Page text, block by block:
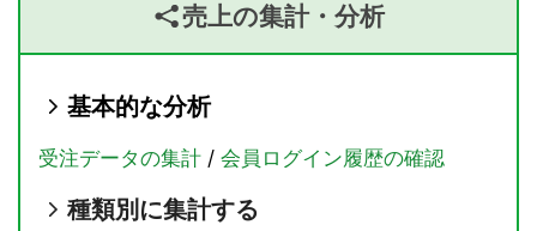
売上の集計・分析
基本的な分析
受注データの集計 / 会員ログイン履歴の確認
種類別に集計する